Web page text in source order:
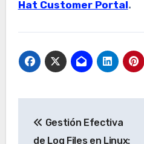
Hat Customer Portal.
de
Gestión Efectiva
de Log Files en Linux: